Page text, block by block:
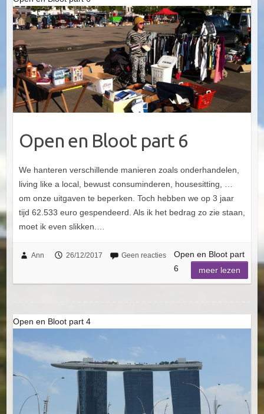
Open en Bloot part 6
We hanteren verschillende manieren zoals onderhandelen,
living like a local, bewust consuminderen, housesitting, …
om onze uitgaven te beperken. Toch hebben we op 3 jaar
tijd 62.533 euro gespendeerd. Als ik het bedrag zo zie staan,
moet ik even slikken.…
Ann 26/12/2017 Geen reacties
Open en Bloot part
6
meer lezen
Open en Bloot part 4